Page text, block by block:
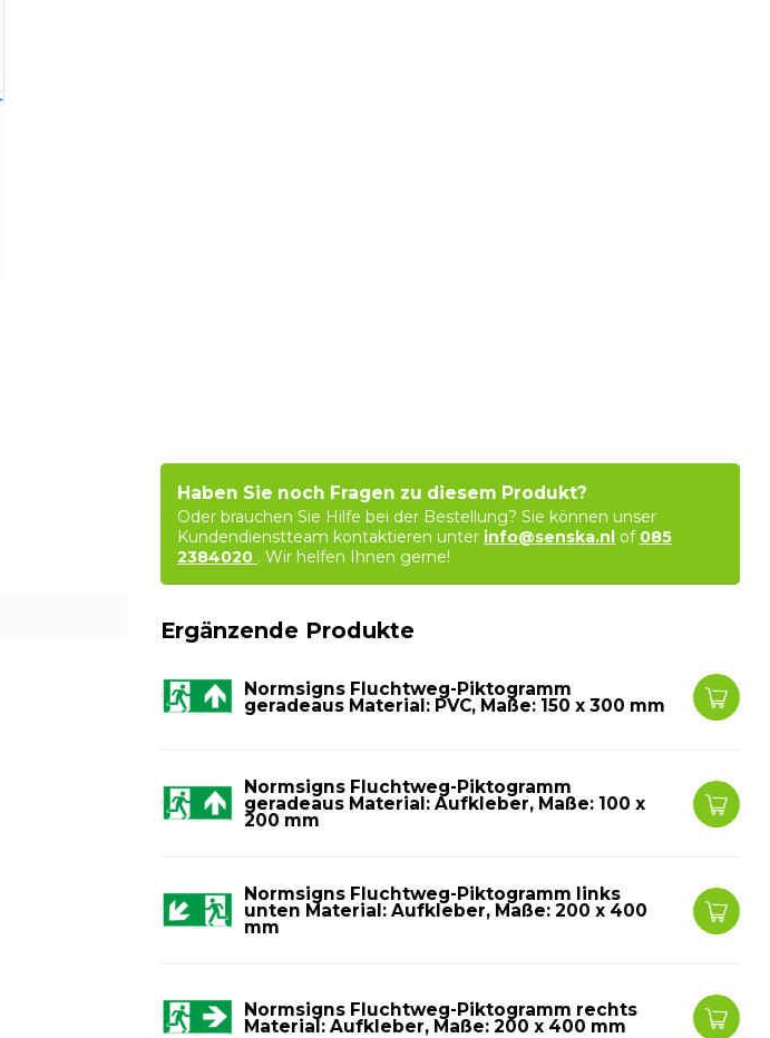
Haben Sie noch Fragen zu diesem Produkt?
Oder brauchen Sie Hilfe bei der Bestellung? Sie können unser
Kundendienstteam kontaktieren unter info@senska.nl of 085
2384020 . Wir helfen Ihnen gerne!
Ergänzende Produkte
Normsigns Fluchtweg-Piktogramm
geradeaus Material: PVC, Maße: 150 x 300 mm
Normsigns Fluchtweg-Piktogramm
geradeaus Material: Aufkleber, Maße: 100 x
200 mm
Normsigns Fluchtweg-Piktogramm links
unten Material: Aufkleber, Maße: 200 x 400
mm
Normsigns Fluchtweg-Piktogramm rechts
Material: Aufkleber, Maße: 200 x 400 mm